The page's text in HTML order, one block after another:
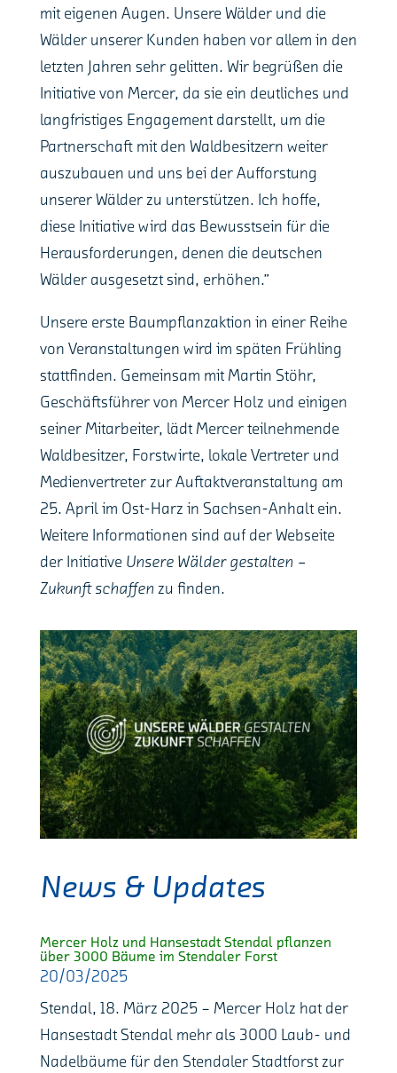
mit eigenen Augen. Unsere Wälder und die
Wälder unserer Kunden haben vor allem in den
letzten Jahren sehr gelitten. Wir begrüßen die
Initiative von Mercer, da sie ein deutliches und
langfristiges Engagement darstellt, um die
Partnerschaft mit den Waldbesitzern weiter
auszubauen und uns bei der Aufforstung
unserer Wälder zu unterstützen. Ich hoffe,
diese Initiative wird das Bewusstsein für die
Herausforderungen, denen die deutschen
Wälder ausgesetzt sind, erhöhen.”
Unsere erste Baumpflanzaktion in einer Reihe
von Veranstaltungen wird im späten Frühling
stattfinden. Gemeinsam mit Martin Stöhr,
Geschäftsführer von Mercer Holz und einigen
seiner Mitarbeiter, lädt Mercer teilnehmende
Waldbesitzer, Forstwirte, lokale Vertreter und
Medienvertreter zur Auftaktveranstaltung am
25. April im Ost-Harz in Sachsen-Anhalt ein.
Weitere Informationen sind auf der Webseite
der Initiative Unsere Wälder gestalten –
Zukunft schaffen zu finden.
News & Updates
Mercer Holz und Hansestadt Stendal pflanzen
über 3000 Bäume im Stendaler Forst
20/03/2025
Stendal, 18. März 2025 – Mercer Holz hat der
Hansestadt Stendal mehr als 3000 Laub- und
Nadelbäume für den Stendaler Stadtforst zur